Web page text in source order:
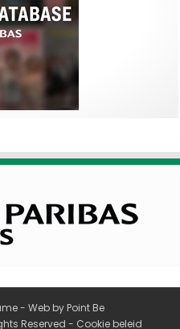
- Web by Point Be
Reserved - Cookie beleid